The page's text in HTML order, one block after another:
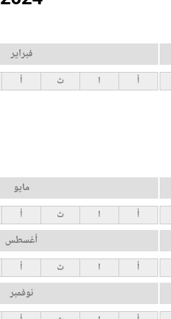
فبراير
أ ا ث أ
مايو
أ ا ث أ
أغسطس
أ ا ث أ
نوفمبر